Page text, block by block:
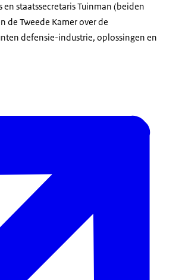
staatssecretaris Tuinman (beiden
de Tweede Kamer over de
defensie-industrie, oplossingen en